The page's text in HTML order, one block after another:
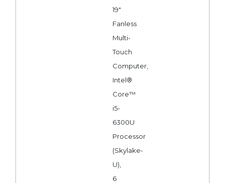
19"
Fanless
Multi-
Touch
Computer,
Intel®
Core™
i5-
6300U
Processor
(Skylake-
U),
6